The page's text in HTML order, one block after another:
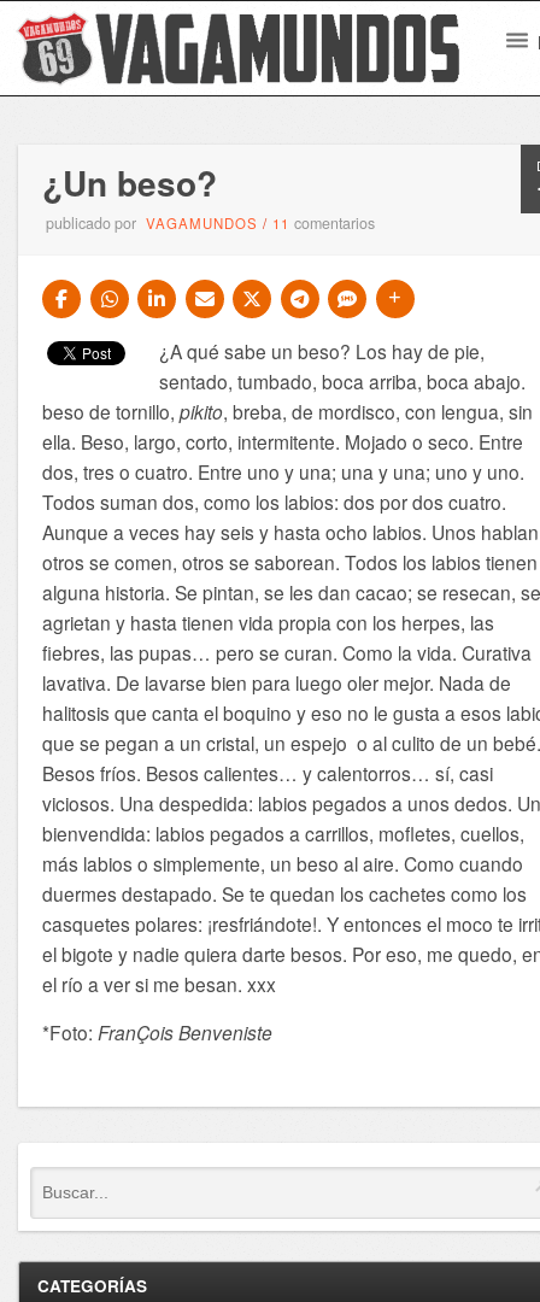
¿Un beso?
publicado por VAGAMUNDOS / 11comentarios
¿A qué sabe un beso? Los hay de pie,
sentado, tumbado, boca arriba, boca abajo.
beso de tornillo,pikito, breba, de mordisco, con lengua, sin
ella. Beso, largo, corto, intermitente. Mojado o seco. Entre
dos, tres o cuatro. Entre uno y una; una y una; uno y uno.
Todos suman dos, como los labios: dos por dos cuatro.
Aunque a veces hay seis y hasta ocho labios. Unos
otros se comen, otros se saborean. Todos los labios tienen
alguna historia. Se pintan, se les dan cacao; se resecan,
agrietan y hasta tienen vida propia con los herpes, las
fiebres, las pupas… pero se curan. Como la vida. Curativa
lavativa. De lavarse bien para luego oler mejor. Nada de
halitosis que canta el boquino y eso no le gusta a esos
que se pegan a un cristal, un espejo o al culito de un
Besos fríos. Besos calientes… y calentorros… sí, casi
viciosos. Una despedida: labios pegados a unos dedos.
bienvendida: labios pegados a carrillos, mofletes, cuellos,
más labios o simplemente, un beso al aire. Como cuando
duermes destapado. Se te quedan los cachetes como los
casquetes polares: ¡resfriándote!. Y entonces el moco te
el bigote y nadie quiera darte besos. Por eso, me quedo,
el río a ver si me besan. xxx
*Foto: FranÇois Benveniste
CATEGORÍAS